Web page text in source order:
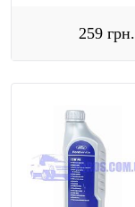
259 грн.